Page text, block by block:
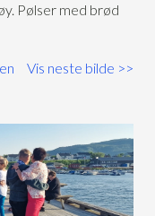
Pølser med brød
Vis neste bilde >>